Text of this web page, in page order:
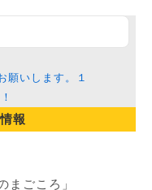
報
ころ」